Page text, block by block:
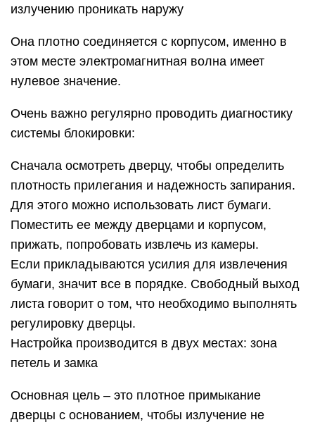
излучению проникать наружу
Она плотно соединяется с корпусом, именно в
этом месте электромагнитная волна имеет
нулевое значение.
Очень важно регулярно проводить диагностику
системы блокировки:
Сначала осмотреть дверцу, чтобы определить
плотность прилегания и надежность запирания.
Для этого можно использовать лист бумаги.
Поместить ее между дверцами и корпусом,
прижать, попробовать извлечь из камеры.
Если прикладываются усилия для извлечения
бумаги, значит все в порядке. Свободный выход
листа говорит о том, что необходимо выполнять
регулировку дверцы.
Настройка производится в двух местах: зона
петель и замка
Основная цель – это плотное примыкание
дверцы с основанием, чтобы излучение не